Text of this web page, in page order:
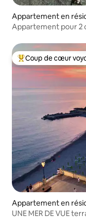
Appartement en
Appartement pour 2
Coups de cœur
Coup de cœur
Appartement en
UNE MER DE VUE